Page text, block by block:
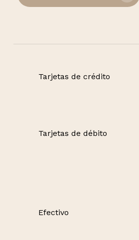
Tarjetas de crédito
Tarjetas de débito
Efectivo